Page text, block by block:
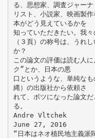
る、思想家、調査ジャーナ
リスト、小説家、映画製
本がどう見えているかを
知っていただきたい。我
（３頁）の称号は、うれ
か？
この論文の評価は読む人
ク”とか、日本の悪
口というような、単純な
縄）の出版社から依頼さ
れて、ボツになった論文
る。
Andre Vltchek
June 27, 2016
“日本はネオ植民地主義派